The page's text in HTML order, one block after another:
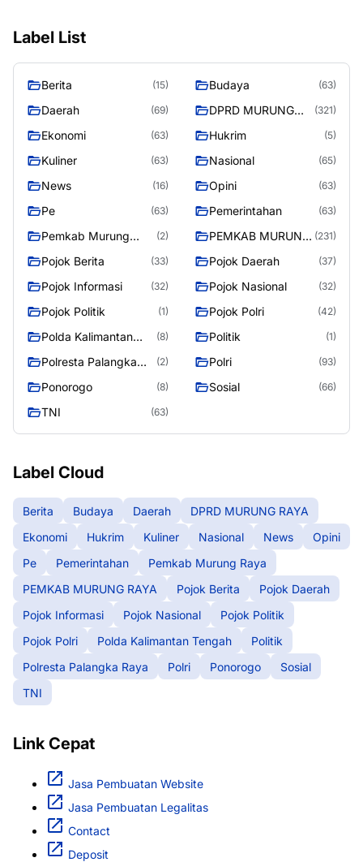
Label List
Berita (15) Budaya (63)
Daerah (69)
DPRD MURUNG
(321)
Ekonomi (63) Hukrim (5)
Kuliner (63) Nasional (65)
News (16) Opini (63)
Pe (63) Pemerintahan (63)
Pemkab Murung
(2)
PEMKAB MURUNG (231)
Pojok Berita (33) Pojok Daerah (37)
Pojok Informasi (32) Pojok Nasional (32)
Pojok Politik (1) Pojok Polri (42)
Polda Kalimantan
(8) Politik (1)
Polresta Palangka
(2) Polri (93)
Ponorogo (8) Sosial (66)
TNI (63)
Label Cloud
Berita Budaya Daerah
DPRD MURUNG RAYA
Ekonomi
Hukrim Kuliner Nasional News
Opini
Pe
Pemerintahan
Pemkab Murung Raya
PEMKAB MURUNG RAYA
Pojok Berita
Pojok Daerah
Pojok Informasi
Pojok Nasional
Pojok Politik
Pojok Polri
Polda Kalimantan Tengah
Politik
Polresta Palangka Raya
Polri Ponorogo
Sosial
TNI
Link Cepat
Jasa Pembuatan Website
Jasa Pembuatan Legalitas
Contact
Deposit